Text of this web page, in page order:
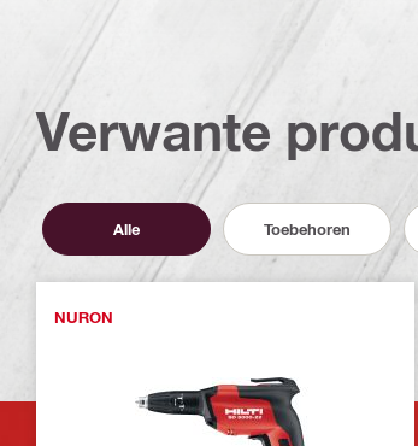
Verwante
Alle Toebehoren
NURON